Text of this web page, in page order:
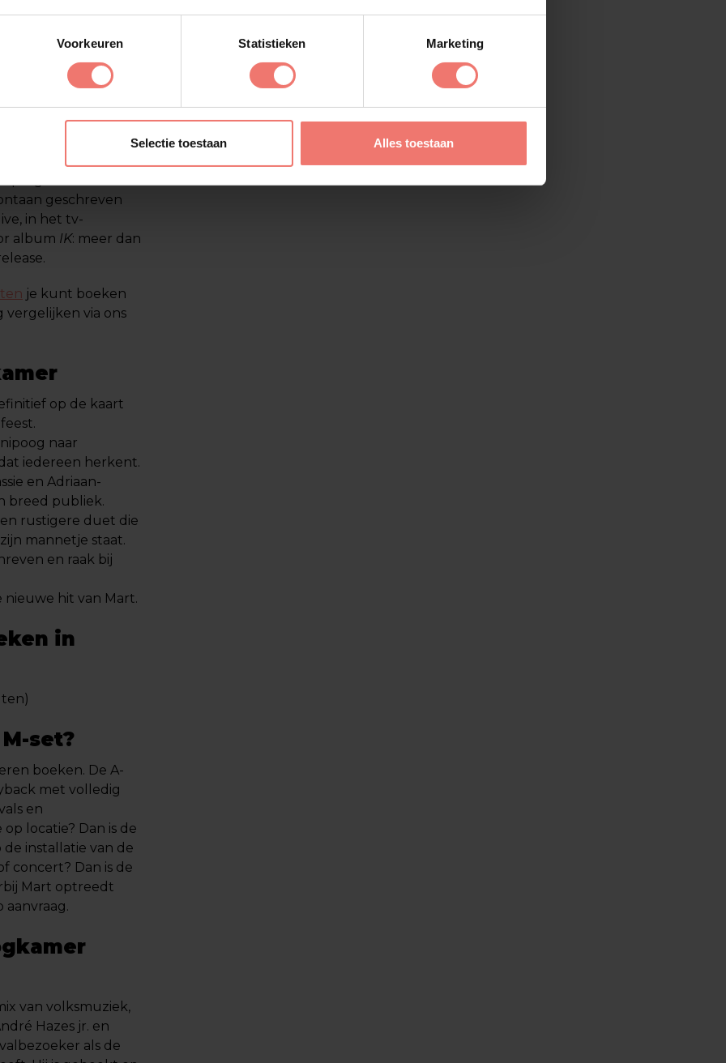
Voorkeuren Statistieken Marketing
Selectie toestaan Alles toestaan
dat meteen de
die stuk voor stuk
Denk aan
stad" met Tino
met Flemming,
hit werd.
programma
geschreven
in het tv-
album IK: meer dan
je kunt boeken
vergelijken via ons
op de kaart
naar
iedereen herkent.
en Adriaan-
breed publiek.
rustigere duet die
mannetje staat.
en raak bij
nieuwe hit van Mart.
in
set?
boeken. De A-
met volledig
en
locatie? Dan is de
installatie van de
concert? Dan is de
Mart optreedt
aanvraag.
van volksmuziek,
Hazes jr. en
als de